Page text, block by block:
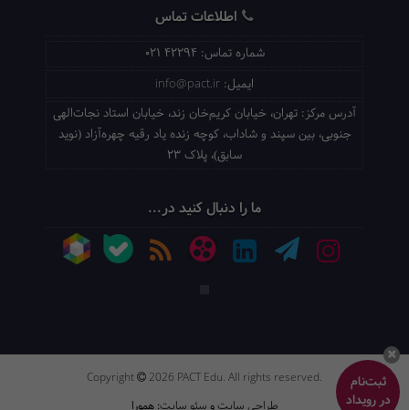
ثبت‌نام
در رویداد
اطلاعات تماس
شماره تماس: 021 42294
ایمیل: info@pact.ir
آدرس مرکز: تهران، خیابان کریم‌خان زند، خیابان استاد نجات‌الهی
جنوبی، بین سپند و شاداب، کوچه زنده یاد رقیه چهره‌آزاد (نوید
سابق)، پلاک 23
ما را دنبال کنید در...
Copyright 2026 PACT Edu. All rights reserved.
طراحی سایتو سئو سایت: همورا